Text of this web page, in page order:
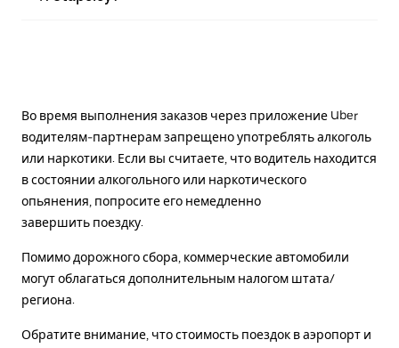
Во время выполнения заказов через приложение Uber
водителям-партнерам запрещено употреблять алкоголь
или наркотики. Если вы считаете, что водитель находится
в состоянии алкогольного или наркотического
опьянения, попросите его немедленно
завершить поездку.
Помимо дорожного сбора, коммерческие автомобили
могут облагаться дополнительным налогом штата/
региона.
Обратите внимание, что стоимость поездок в аэропорт и